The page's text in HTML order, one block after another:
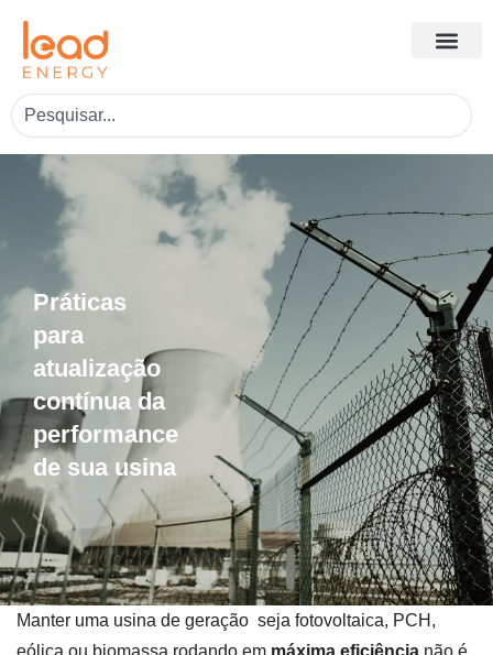
Práticas
para
atualização
contínua da
performance
de sua usina
Manter uma usina de geração seja fotovoltaica, PCH,
eólica ou biomassa rodando em máxima eficiência não é